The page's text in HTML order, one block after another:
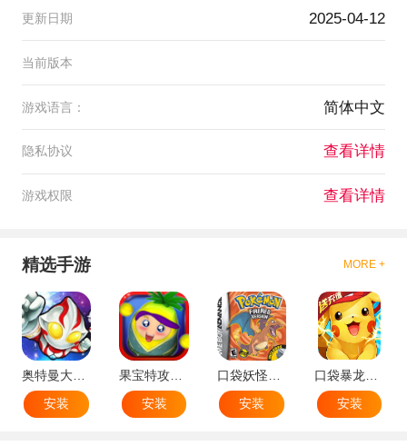
更新日期 2025-04-12
当前版本
游戏语言： 简体中文
隐私协议 查看详情
游戏权限 查看详情
精选手游 MORE +
奥特曼大战小怪兽
安装
果宝特攻机甲英雄
安装
口袋妖怪：火红802 2.1汉化版
安装
口袋暴龙送VIP18手机版
安装